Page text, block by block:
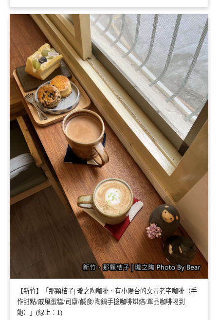
【新竹】「那顆桔子| 瓏之陶咖啡．有小陽台的文青老宅咖啡（手
作甜點/戚風蛋糕/司康/鹹食/陶鍋手捻咖啡烘焙/單品咖啡喝到
飽）」(線上：1)